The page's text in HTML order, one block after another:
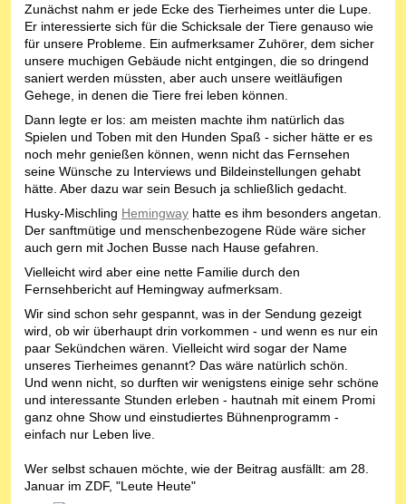
Zunächst nahm er jede Ecke des Tierheimes unter die Lupe.
Er interessierte sich für die Schicksale der Tiere genauso wie
für unsere Probleme. Ein aufmerksamer Zuhörer, dem sicher
unsere muchigen Gebäude nicht entgingen, die so dringend
saniert werden müssten, aber auch unsere weitläufigen
Gehege, in denen die Tiere frei leben können.
Dann legte er los: am meisten machte ihm natürlich das
Spielen und Toben mit den Hunden Spaß - sicher hätte er es
noch mehr genießen können, wenn nicht das Fernsehen
seine Wünsche zu Interviews und Bildeinstellungen gehabt
hätte. Aber dazu war sein Besuch ja schließlich gedacht.
Husky-Mischling Hemingway hatte es ihm besonders angetan.
Der sanftmütige und menschenbezogene Rüde wäre sicher
auch gern mit Jochen Busse nach Hause gefahren.
Vielleicht wird aber eine nette Familie durch den
Fernsehbericht auf Hemingway aufmerksam.
Wir sind schon sehr gespannt, was in der Sendung gezeigt
wird, ob wir überhaupt drin vorkommen - und wenn es nur ein
paar Sekündchen wären. Vielleicht wird sogar der Name
unseres Tierheimes genannt? Das wäre natürlich schön.
Und wenn nicht, so durften wir wenigstens einige sehr schöne
und interessante Stunden erleben - hautnah mit einem Promi
ganz ohne Show und einstudiertes Bühnenprogramm -
einfach nur Leben live.
Wer selbst schauen möchte, wie der Beitrag ausfällt: am 28.
Januar im ZDF, "Leute Heute"